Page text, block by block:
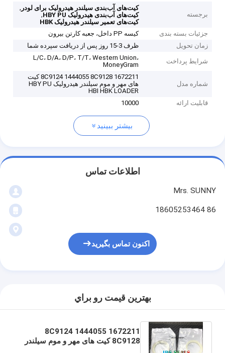
برجسته
کیت‌های آب‌بندی سیلندر هیدرولیک برای لودر ,
کیت‌های آب‌بندی هیدرولیک HBY PU
,
کیت‌های تعمیر سیلندر هیدرولیک HBK
جزئیات بسته بندی
کیسه PP داخل، جعبه کارتن بیرون
زمان تحویل
ظرف 3-15 روز پس از دریافت سپرده شما
شرایط پرداخت
L/C، D/A، D/P، T/T، Western Union،
MoneyGram
شماره مدل
1672211 8C9124 1444055 8C9128 کیت
های مهر و موم سیلندر هیدرولیک HBY PU
HBI HBK LOADER
قابلیت ارائه
10000
بیشتر ببینید
اطلاعات تماس
Mrs. SUNNY
86 18605253464
اکنون تماس بگیرید
بهترين قيمت رو براي
1672211 8C9124 1444055
8C9128 کیت های مهر و موم سیلندر